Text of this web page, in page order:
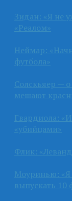
Зидан: «Я не
«Реалом»
Неймар:
футбола»
Солскьяер —
мешают
Гвардиола:
«убийцами»
Флик:
Моуринью: «Я
выпускать 10